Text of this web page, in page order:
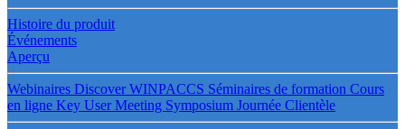
Histoire du produit
Événements
Aperçu
Webinaires Discover WINPACCS Séminaires de formation Cours
en ligne Key User Meeting Symposium Journée Clientèle